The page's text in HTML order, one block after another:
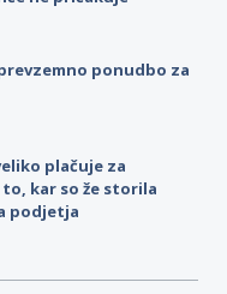
ponudbo za
plačuje za
kar so že storila
podjetja